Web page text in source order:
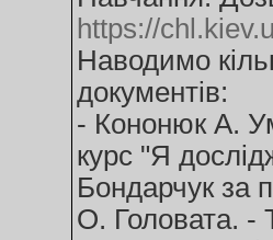
https://
Наводимо
документів:
- Кононюк А.
курс "Я
Бондарчук за
О. Головата. -